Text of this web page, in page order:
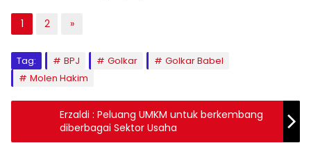
1 2 »
Tag: BPJ Golkar
Golkar Babel
Molen Hakim
Erzaldi : Peluang UMKM untuk berkembang
diberbagai Sektor Usaha